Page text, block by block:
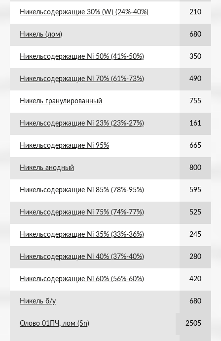
Никельсодержащие 30% (W) (24%-40%) 210
Никель (лом) 680
Никельсодержащие Ni 50% (41%-50%) 350
Никельсодержащие Ni 70% (61%-73%) 490
Никель гранулированный 755
Никельсодержащие Ni 23% (23%-27%) 161
Никельсодержащие Ni 95% 665
Никель анодный 800
Никельсодержащие Ni 85% (78%-95%) 595
Никельсодержащие Ni 75% (74%-77%) 525
Никельсодержащие Ni 35% (33%-36%) 245
Никельсодержащие Ni 40% (37%-40%) 280
Никельсодержащие Ni 60% (56%-60%) 420
Никель б/у 680
Олово 01ПЧ, лом (Sn) 2505